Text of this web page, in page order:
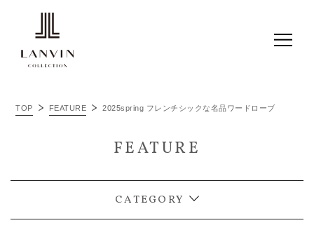
TOP FEATURE 2025spring フレンチシックな名品ワードローブ
FEATURE
CATEGORY
ITEM RECOMMEND
LC JOURNAL